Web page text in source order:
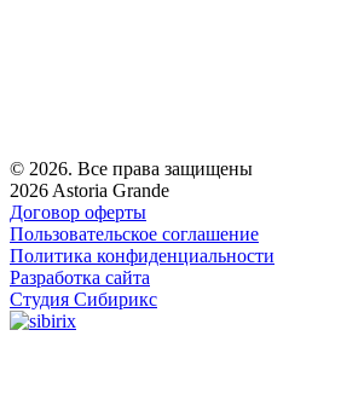
© 2026. Все права защищены
2026 Astoria Grande
Договор оферты
Пользовательское соглашение
Политика конфиденциальности
Разработка сайта
Студия Сибирикс